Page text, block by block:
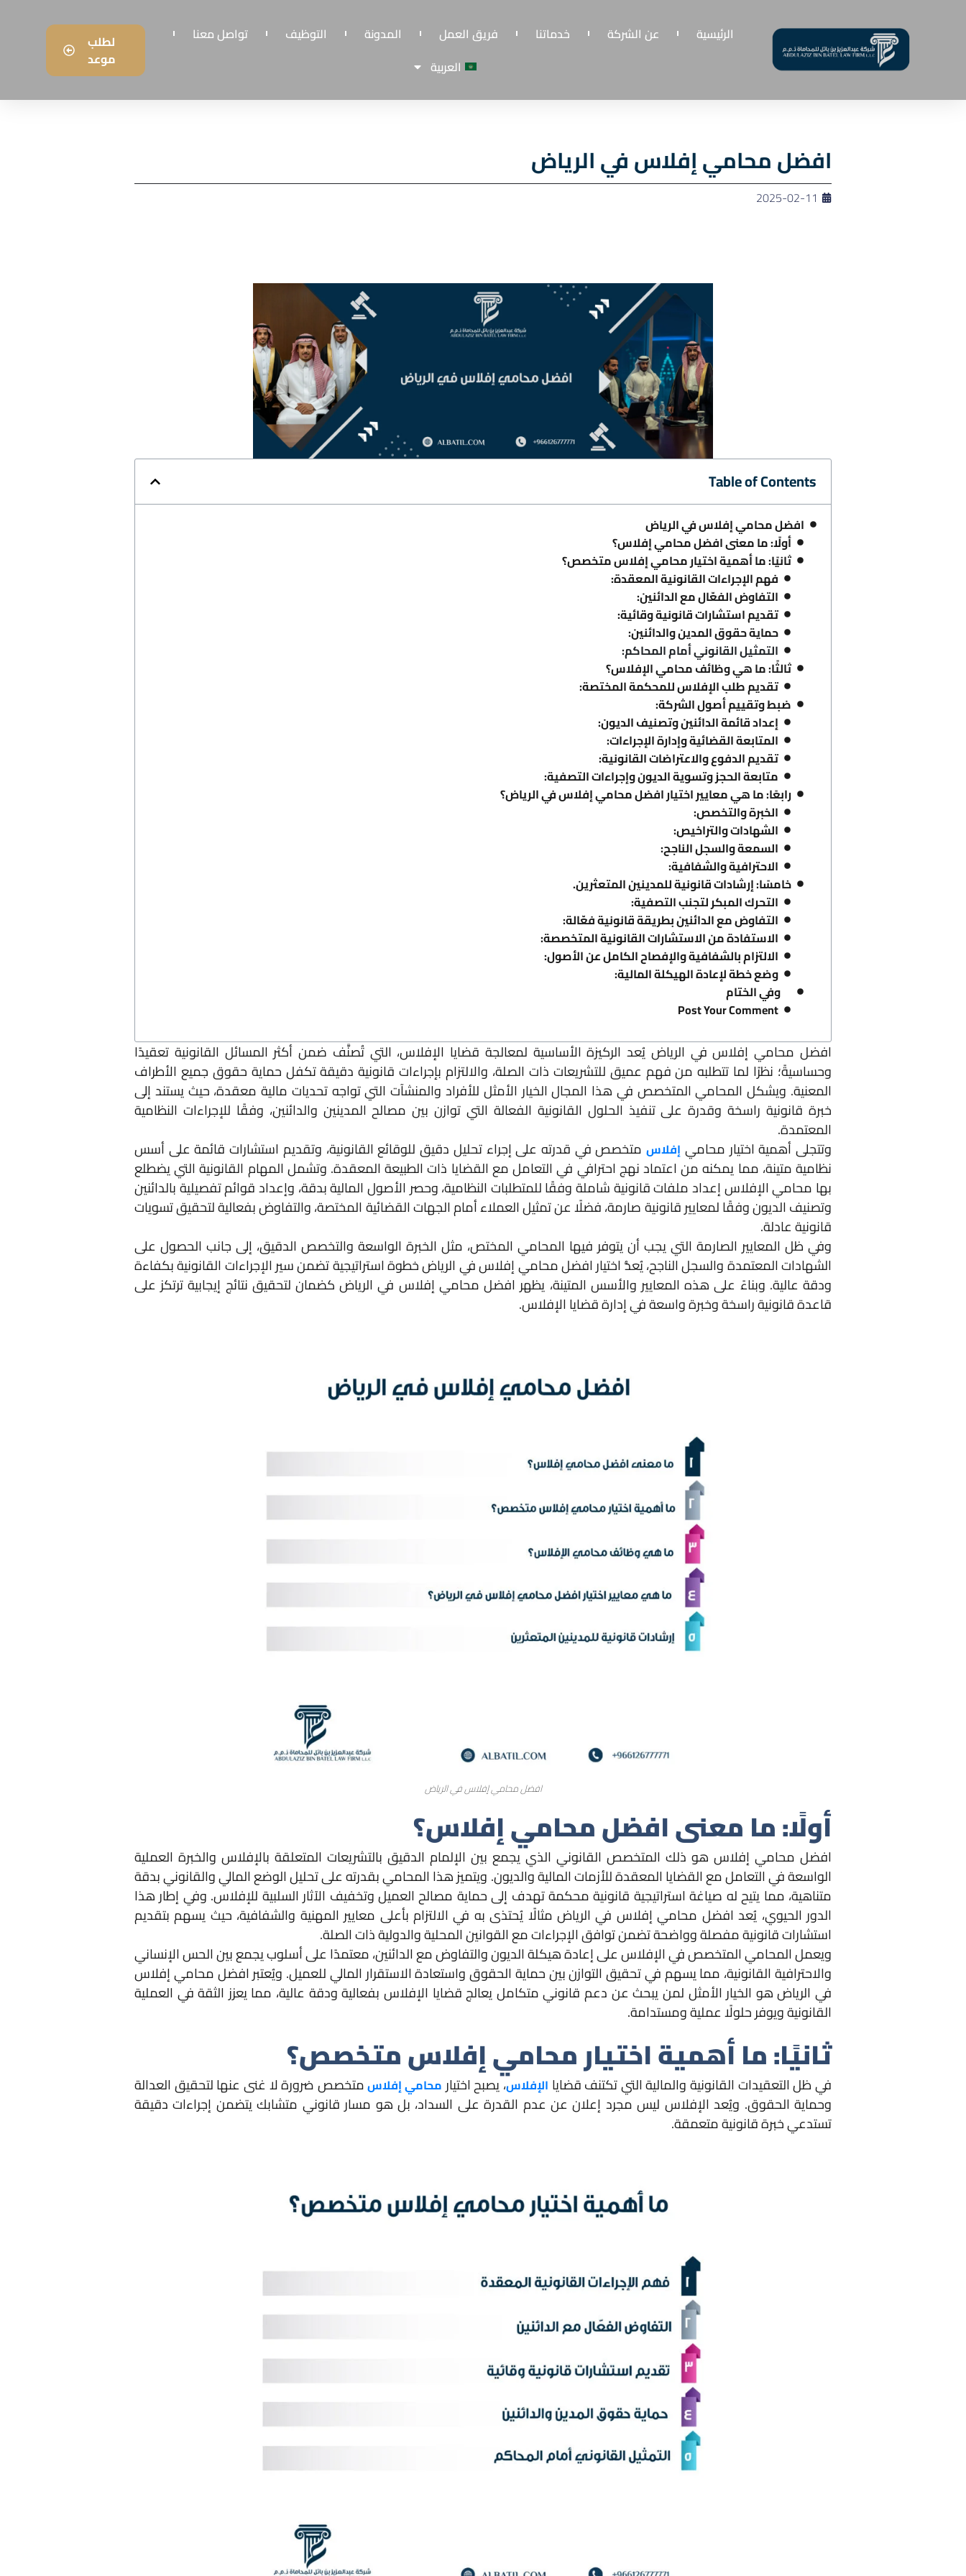
الرئيسية عن الشركة خدماتنا فريق العمل المدونة التوظيف
تواصل معنا
العربية
لطلب
موعد
افضل محامي إفلاس في الرياض
2025-02-11
Table of Contents
افضل محامي إفلاس في الرياض
أولًا: ما معنى افضل محامي إفلاس؟
ثانيًا: ما أهمية اختيار محامي إفلاس متخصص؟
فهم الإجراءات القانونية المعقدة:
التفاوض الفعّال مع الدائنين:
تقديم استشارات قانونية وقائية:
حماية حقوق المدين والدائنين:
التمثيل القانوني أمام المحاكم:
ثالثًا: ما هي وظائف محامي الإفلاس؟
تقديم طلب الإفلاس للمحكمة المختصة:
ضبط وتقييم أصول الشركة:
إعداد قائمة الدائنين وتصنيف الديون:
المتابعة القضائية وإدارة الإجراءات:
تقديم الدفوع والاعتراضات القانونية:
متابعة الحجز وتسوية الديون وإجراءات التصفية:
رابعًا: ما هي معايير اختيار افضل محامي إفلاس في الرياض؟
الخبرة والتخصص:
الشهادات والتراخيص:
السمعة والسجل الناجح:
الاحترافية والشفافية:
خامسًا: إرشادات قانونية للمدينين المتعثرين.
التحرك المبكر لتجنب التصفية:
التفاوض مع الدائنين بطريقة قانونية فعّالة:
الاستفادة من الاستشارات القانونية المتخصصة:
الالتزام بالشفافية والإفصاح الكامل عن الأصول:
وضع خطة لإعادة الهيكلة المالية:
وفي الختام
Post Your Comment
افضل محامي إفلاس في الرياض يُعد الركيزة الأساسية لمعالجة قضايا الإفلاس، التي تُصنَّف ضمن أكثر المسائل القانونية تعقيدًا
وحساسيةً؛ نظرًا لما تتطلبه من فهم عميق للتشريعات ذات الصلة، والالتزام بإجراءات قانونية دقيقة تكفل حماية حقوق جميع الأطراف
المعنية. ويشكل المحامي المتخصص في هذا المجال الخيار الأمثل للأفراد والمنشآت التي تواجه تحديات مالية معقدة، حيث يستند إلى
خبرة قانونية راسخة وقدرة على تنفيذ الحلول القانونية الفعالة التي توازن بين مصالح المدينين والدائنين، وفقًا للإجراءات النظامية
المعتمدة.
وتتجلى أهمية اختيار محامي إفلاسمتخصص في قدرته على إجراء تحليل دقيق للوقائع القانونية، وتقديم استشارات قائمة على أسس
نظامية متينة، مما يمكنه من اعتماد نهج احترافي في التعامل مع القضايا ذات الطبيعة المعقدة. وتشمل المهام القانونية التي يضطلع
بها محامي الإفلاس إعداد ملفات قانونية شاملة وفقًا للمتطلبات النظامية، وحصر الأصول المالية بدقة، وإعداد قوائم تفصيلية بالدائنين
وتصنيف الديون وفقًا لمعايير قانونية صارمة، فضلًا عن تمثيل العملاء أمام الجهات القضائية المختصة، والتفاوض بفعالية لتحقيق تسويات
قانونية عادلة.
وفي ظل المعايير الصارمة التي يجب أن يتوفر فيها المحامي المختص، مثل الخبرة الواسعة والتخصص الدقيق، إلى جانب الحصول على
الشهادات المعتمدة والسجل الناجح، يُعدُّ اختيار افضل محامي إفلاس في الرياض خطوة استراتيجية تضمن سير الإجراءات القانونية بكفاءة
ودقة عالية. وبناءً على هذه المعايير والأسس المتينة، يظهر افضل محامي إفلاس في الرياض كضمان لتحقيق نتائج إيجابية ترتكز على
قاعدة قانونية راسخة وخبرة واسعة في إدارة قضايا الإفلاس.
افضل محامي إفلاس في الرياض
أولًا: ما معنى افضل محامي إفلاس؟
افضل محامي إفلاس هو ذلك المتخصص القانوني الذي يجمع بين الإلمام الدقيق بالتشريعات المتعلقة بالإفلاس والخبرة العملية
الواسعة في التعامل مع القضايا المعقدة للأزمات المالية والديون. ويتميز هذا المحامي بقدرته على تحليل الوضع المالي والقانوني بدقة
متناهية، مما يتيح له صياغة استراتيجية قانونية محكمة تهدف إلى حماية مصالح العميل وتخفيف الآثار السلبية للإفلاس. وفي إطار هذا
الدور الحيوي، يُعد افضل محامي إفلاس في الرياض مثالًا يُحتذى به في الالتزام بأعلى معايير المهنية والشفافية، حيث يسهم بتقديم
استشارات قانونية مفصلة وواضحة تضمن توافق الإجراءات مع القوانين المحلية والدولية ذات الصلة.
ويعمل المحامي المتخصص في الإفلاس على إعادة هيكلة الديون والتفاوض مع الدائنين، معتمدًا على أسلوب يجمع بين الحس الإنساني
والاحترافية القانونية، مما يسهم في تحقيق التوازن بين حماية الحقوق واستعادة الاستقرار المالي للعميل. ويُعتبر افضل محامي إفلاس
في الرياض هو الخيار الأمثل لمن يبحث عن دعم قانوني متكامل يعالج قضايا الإفلاس بفعالية ودقة عالية، مما يعزز الثقة في العملية
القانونية ويوفر حلولًا عملية ومستدامة.
ثانيًا: ما أهمية اختيار محامي إفلاس متخصص؟
في ظل التعقيدات القانونية والمالية التي تكتنف قضايا الإفلاس، يصبح اختيارمحامي إفلاسمتخصص ضرورة لا غنى عنها لتحقيق العدالة
وحماية الحقوق. ويُعد الإفلاس ليس مجرد إعلان عن عدم القدرة على السداد، بل هو مسار قانوني متشابك يتضمن إجراءات دقيقة
تستدعي خبرة قانونية متعمقة.